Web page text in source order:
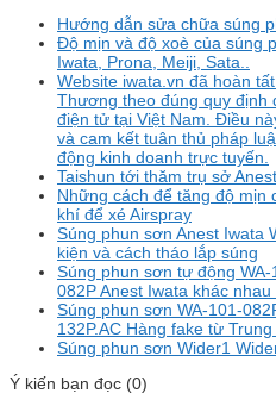
Hướng dẫn sửa chữa súng
Độ mịn và độ xoè của súng
Iwata, Prona, Meiji, Sata..
Website iwata.vn đã hoàn
Thương theo đúng quy định
điện tử tại Việt Nam. Điều
và cam kết tuân thủ pháp
động kinh doanh trực tuyến.
Taishun tới thăm trụ sở
Những cách để tăng độ mịn
khí để xé Airspray
Súng phun sơn Anest Iwata
kiện và cách tháo lắp súng
Súng phun sơn tự động WA-
082P Anest Iwata khác
Súng phun sơn WA-101-
132P.AC Hàng fake từ
Súng phun sơn Wider1
Ý kiến bạn đọc (0)